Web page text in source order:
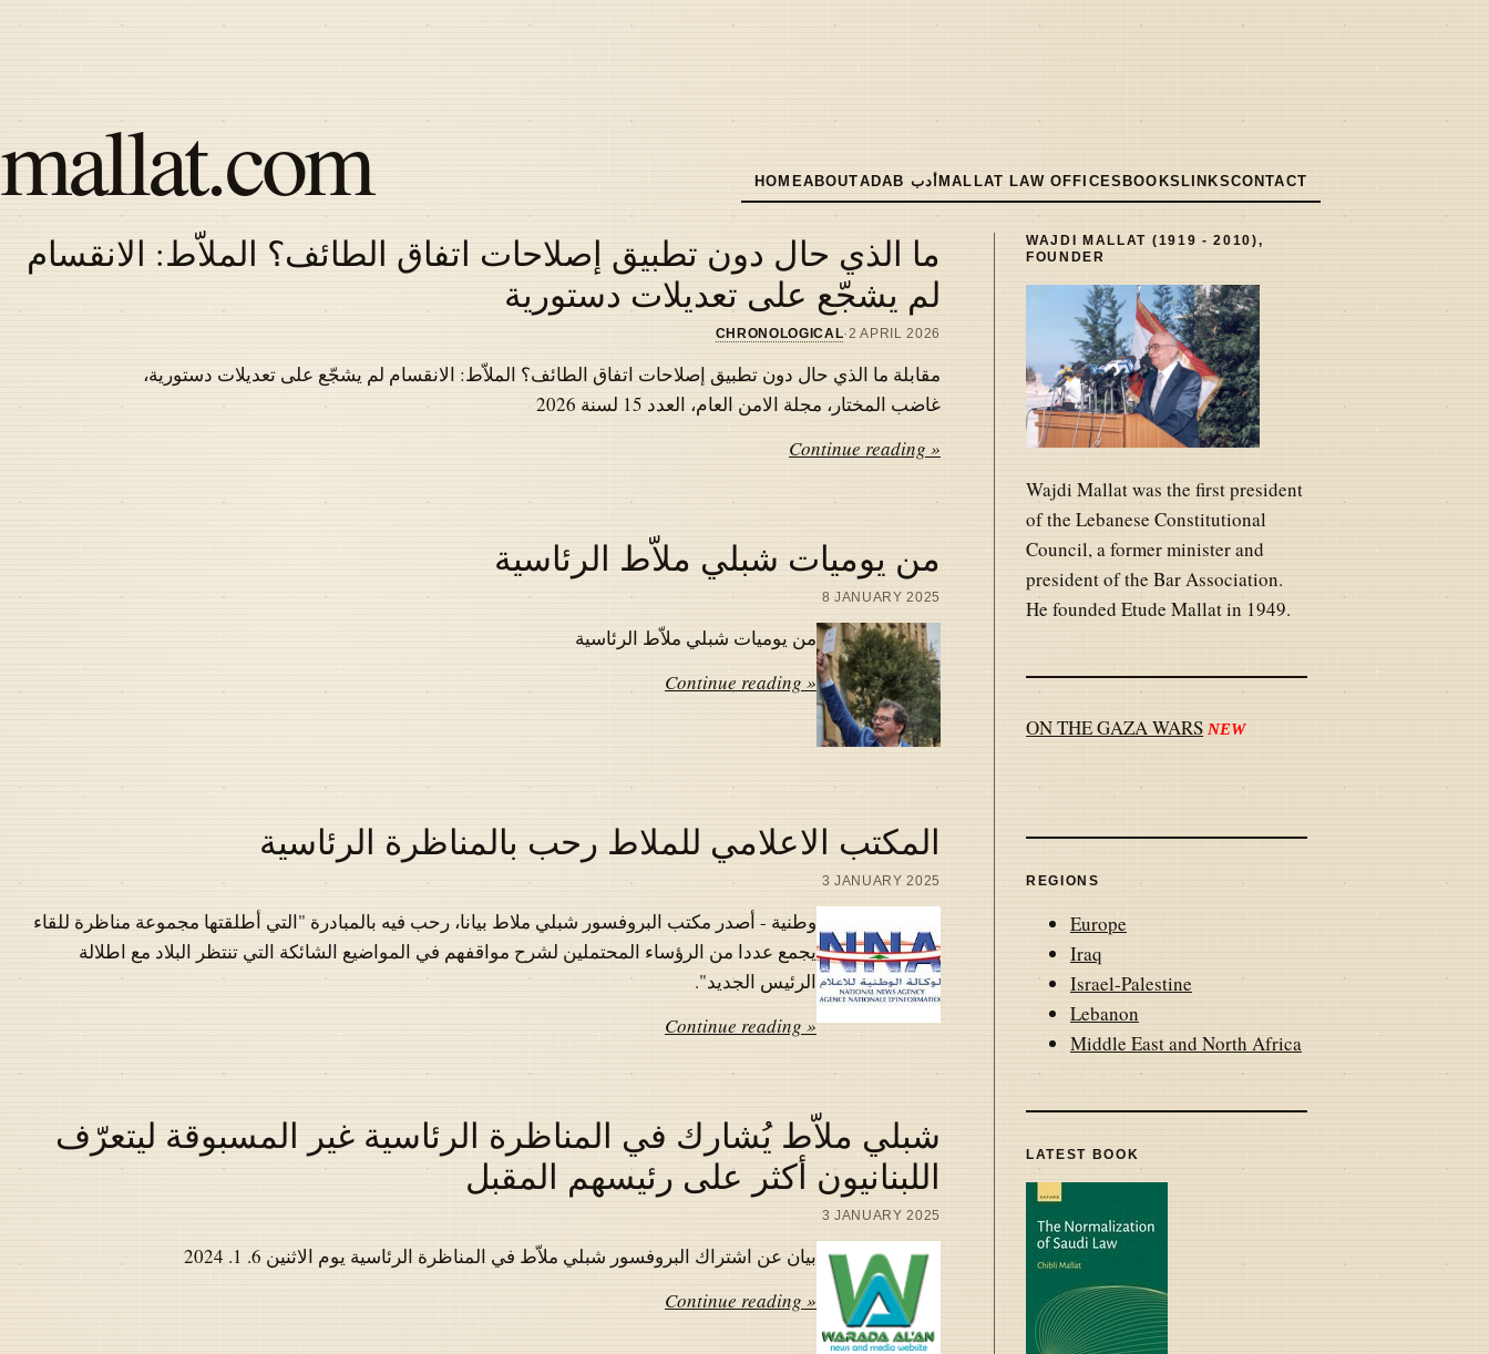
mallat.com
MAIN
HOMEABOUT ADAB أدب MALLAT LAW OFFICES BOOKS LINKSCONTACT
Latest
ما الذي حال دون تطبيق إصلاحات اتفاق الطائف؟ الملاّط: الانقسام
لم يشجّع على تعديلات دستورية
2 APRIL 2026
·
CHRONOLOGICAL
مقابلة ما الذي حال دون تطبيق إصلاحات اتفاق الطائف؟ الملاّط: الانقسام لم يشجّع على تعديلات دستورية،
غاضب المختار، مجلة الامن العام، العدد 15 لسنة 2026
Continue reading »
من يوميات شبلي ملاّط الرئاسية
8 JANUARY 2025
من يوميات شبلي ملاّط الرئاسية
Continue reading »
المكتب الاعلامي للملاط رحب بالمناظرة الرئاسية
3 JANUARY 2025
وطنية - أصدر مكتب البروفسور شبلي ملاط بيانا، رحب فيه بالمبادرة "التي أطلقتها مجموعة مناظرة للقاء
يجمع عددا من الرؤساء المحتملين لشرح مواقفهم في المواضيع الشائكة التي تنتظر البلاد مع اطلالة
الرئيس الجديد".
Continue reading »
شبلي ملاّط يُشارك في المناظرة الرئاسية غير المسبوقة ليتعرّف
اللبنانيون أكثر على رئيسهم المقبل
3 JANUARY 2025
بيان عن اشتراك البروفسور شبلي ملاّط في المناظرة الرئاسية يوم الاثنين 6. 1. 2024
Continue reading »
WAJDI MALLAT (1919 - 2010),
FOUNDER
Wajdi Mallat was the first president
of the Lebanese Constitutional
Council, a former minister and
president of the Bar Association.
He founded Etude Mallat in 1949.
ON THE GAZA WARS NEW
REGIONS
Europe
Iraq
Israel-Palestine
Lebanon
Middle East and North Africa
LATEST BOOK